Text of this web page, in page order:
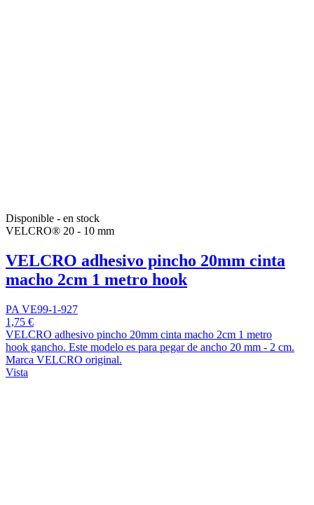
Disponible - en stock
VELCRO® 20 - 10 mm
VELCRO adhesivo pincho 20mm cinta
macho 2cm 1 metro hook
PA VE99-1-927
1,75 €
VELCRO adhesivo pincho 20mm cinta macho 2cm 1 metro
hook gancho. Este modelo es para pegar de ancho 20 mm - 2 cm.
Marca VELCRO original.
Vista